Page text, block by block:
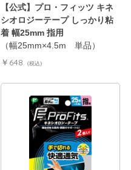
【公式】プロ・フィッツ キネ
シオロジーテープ しっかり粘
着 幅25mm 指用
（幅25mm×4.5m 単品）
￥648 (税込)